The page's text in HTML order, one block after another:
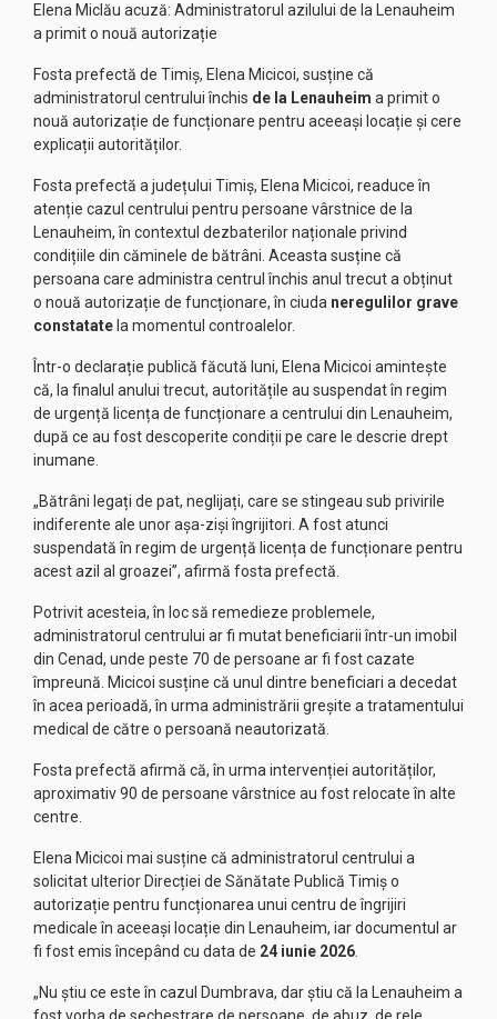
Elena Miclău acuză: Administratorul azilului de la Lenauheim
a primit o nouă autorizație
Fosta prefectă de Timiș, Elena Micicoi, susține că
administratorul centrului închis de la Lenauheim a primit o
nouă autorizație de funcționare pentru aceeași locație și cere
explicații autorităților.
Fosta prefectă a județului Timiș, Elena Micicoi, readuce în
atenție cazul centrului pentru persoane vârstnice de la
Lenauheim, în contextul dezbaterilor naționale privind
condițiile din căminele de bătrâni. Aceasta susține că
persoana care administra centrul închis anul trecut a obținut
o nouă autorizație de funcționare, în ciuda neregulilor grave
constatate la momentul controalelor.
Într-o declarație publică făcută luni, Elena Micicoi amintește
că, la finalul anului trecut, autoritățile au suspendat în regim
de urgență licența de funcționare a centrului din Lenauheim,
după ce au fost descoperite condiții pe care le descrie drept
inumane.
„Bătrâni legați de pat, neglijați, care se stingeau sub privirile
indiferente ale unor așa-ziși îngrijitori. A fost atunci
suspendată în regim de urgență licența de funcționare pentru
acest azil al groazei”, afirmă fosta prefectă.
Potrivit acesteia, în loc să remedieze problemele,
administratorul centrului ar fi mutat beneficiarii într-un imobil
din Cenad, unde peste 70 de persoane ar fi fost cazate
împreună. Micicoi susține că unul dintre beneficiari a decedat
în acea perioadă, în urma administrării greșite a tratamentului
medical de către o persoană neautorizată.
Fosta prefectă afirmă că, în urma intervenției autorităților,
aproximativ 90 de persoane vârstnice au fost relocate în alte
centre.
Elena Micicoi mai susține că administratorul centrului a
solicitat ulterior Direcției de Sănătate Publică Timiș o
autorizație pentru funcționarea unui centru de îngrijiri
medicale în aceeași locație din Lenauheim, iar documentul ar
fi fost emis începând cu data de 24 iunie 2026
„Nu știu ce este în cazul Dumbrava, dar știu că la Lenauheim a